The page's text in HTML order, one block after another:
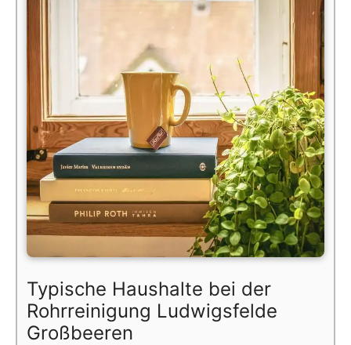
Typische Haushalte bei der
Rohrreinigung Ludwigsfelde
Großbeeren